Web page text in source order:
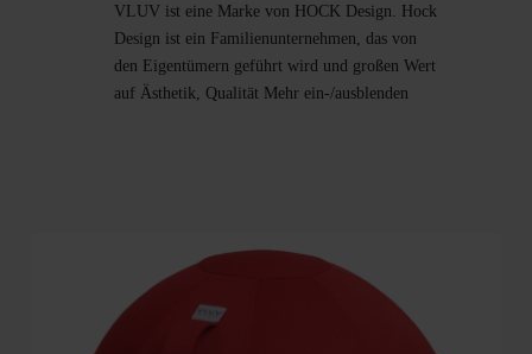
VLUV ist eine Marke von HOCK Design. Hock
Design ist ein Familienunternehmen, das von
den Eigentümern geführt wird und großen Wert
auf Ästhetik, Qualität Mehr ein-/ausblenden